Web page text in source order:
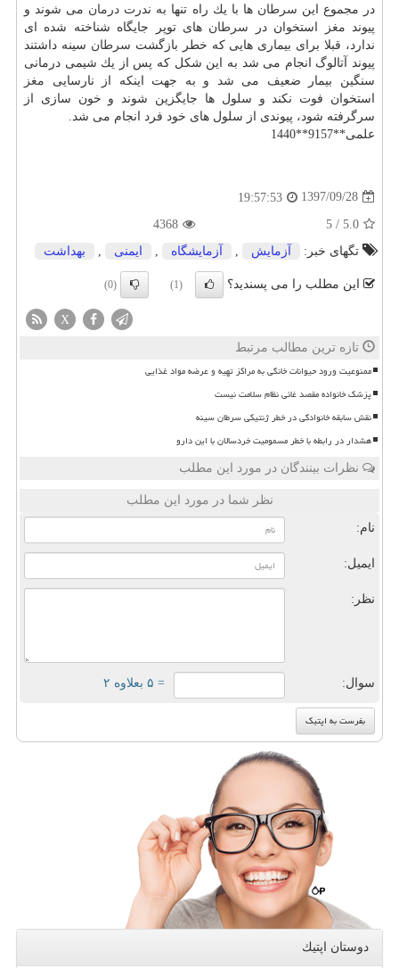
در مجموع این سرطان ها با یك راه تنها به ندرت درمان می شوند و
پیوند مغز استخوان در سرطان های توپر جایگاه شناخته شده ای
ندارد، قبلا برای بیماری هایی كه خطر بازگشت سرطان سینه داشتند
پیوند آتالوگ انجام می شد به این شكل كه پس از یك شیمی درمانی
سنگین بیمار ضعیف می شد و به جهت اینكه از نارسایی مغز
استخوان فوت نكند و سلول ها جایگزین شوند و خون سازی از
سرگرفته شود، پیوندی از سلول های خود فرد انجام می شد.
علمی**9157**1440
1397/09/28
19:57:53
5.0
/
5
4368
تگهای خبر:
آزمایش آزمایشگاه ایمنی بهداشت
این مطلب را می پسندید؟ (1)
(0)
X
تازه ترین مطالب مرتبط
ممنوعیت ورود حیوانات خانگی به مراکز تهیه و عرضه مواد غذایی
پزشک خانواده مقصد غائی نظام سلامت نیست
نقش سابقه خانوادگی در خطر ژنتیکی سرطان سینه
هشدار در رابطه با خطر مسمومیت خردسالان با این دارو
نظرات بینندگان در مورد این مطلب
نظر شما در مورد این مطلب
نام:
ایمیل:
نظر:
سوال: = ۵ بعلاوه ۲
دوستان اپتیك